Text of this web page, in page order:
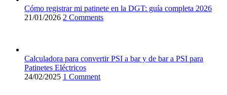
Cómo registrar mi patinete en la DGT: guía completa 2026
21/01/2026 2 Comments
Calculadora para convertir PSI a bar y de bar a PSI para
Patinetes Eléctricos
24/02/2025 1 Comment